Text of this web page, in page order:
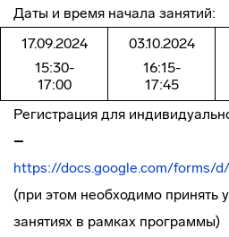
Даты и время начала занятий:
17.09.2024
15:30-
17:00
03.10.2024
16:15-
17:45
Регистрация для
–
https://docs.google.com/forms/
(при этом необходимо принять
занятиях в рамках программы)